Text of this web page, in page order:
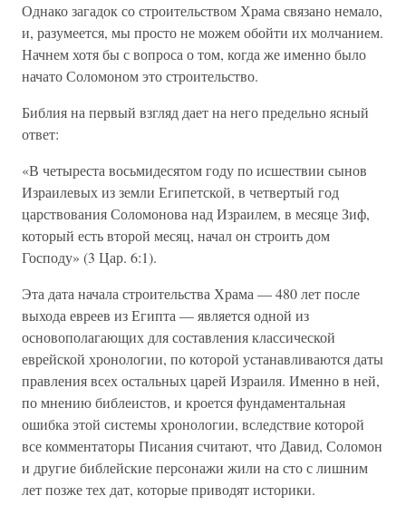
Однако загадок со строительством Храма связано немало,
и, разумеется, мы просто не можем обойти их молчанием.
Начнем хотя бы с вопроса о том, когда же именно было
начато Соломоном это строительство.
Библия на первый взгляд дает на него предельно ясный
ответ:
«В четыреста восьмидесятом году по исшествии сынов
Израилевых из земли Египетской, в четвертый год
царствования Соломонова над Израилем, в месяце Зиф,
который есть второй месяц, начал он строить дом
Господу» (3 Цар. 6:1).
Эта дата начала строительства Храма — 480 лет после
выхода евреев из Египта — является одной из
основополагающих для составления классической
еврейской хронологии, по которой устанавливаются даты
правления всех остальных царей Израиля. Именно в ней,
по мнению библеистов, и кроется фундаментальная
ошибка этой системы хронологии, вследствие которой
все комментаторы Писания считают, что Давид, Соломон
и другие библейские персонажи жили на сто с лишним
лет позже тех дат, которые приводят историки.